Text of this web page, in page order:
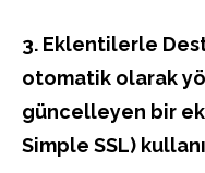
3. Eklentilerle
otomatik olarak
güncelleyen bir
Simple SSL)